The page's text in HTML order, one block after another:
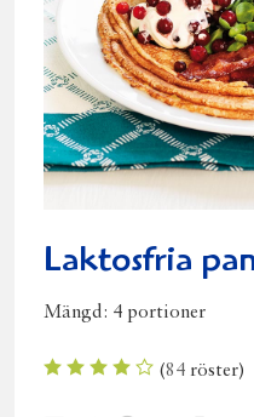
Laktosfria
Mängd: 4 portioner
(84 röster)